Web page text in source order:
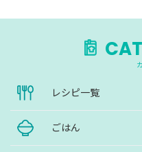
レシピ一覧
ごはん